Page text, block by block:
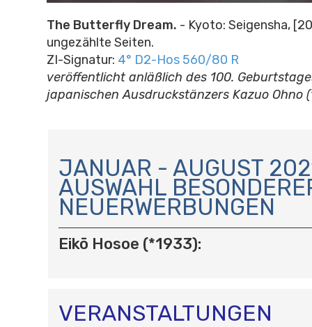
The Butterfly Dream. - Kyoto: Seigensha,
ungezählte Seiten.
ZI-Signatur: 4° D2-Hos 560/80 R
veröffentlicht anläßlich des 100.
japanischen Ausdruckstänzers Kazuo Ohno
A
V
I
G
A
T
I
JANUAR - AUGUST
AUSWAHL
NEUERWERBUNGEN
Eikō Hosoe (*1933):
VERANSTALTUNGEN